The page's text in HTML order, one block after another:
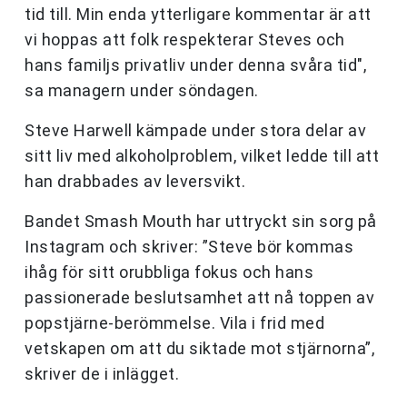
tid till. Min enda ytterligare kommentar är att
vi hoppas att folk respekterar Steves och
hans familjs privatliv under denna svåra tid",
sa managern under söndagen.
Steve Harwell kämpade under stora delar av
sitt liv med alkoholproblem, vilket ledde till att
han drabbades av leversvikt.
Bandet Smash Mouth har uttryckt sin sorg på
Instagram och skriver: ”Steve bör kommas
ihåg för sitt orubbliga fokus och hans
passionerade beslutsamhet att nå toppen av
popstjärne-berömmelse. Vila i frid med
vetskapen om att du siktade mot stjärnorna”,
skriver de i inlägget.